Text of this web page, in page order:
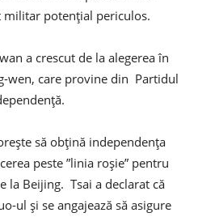
militar potențial periculos.
a crescut de la alegerea în
wen, care provine din Partidul
să obțină independența
peste ”linia roșie” pentru
la Beijing. Tsai a declarat că
ul și se angajează să asigure